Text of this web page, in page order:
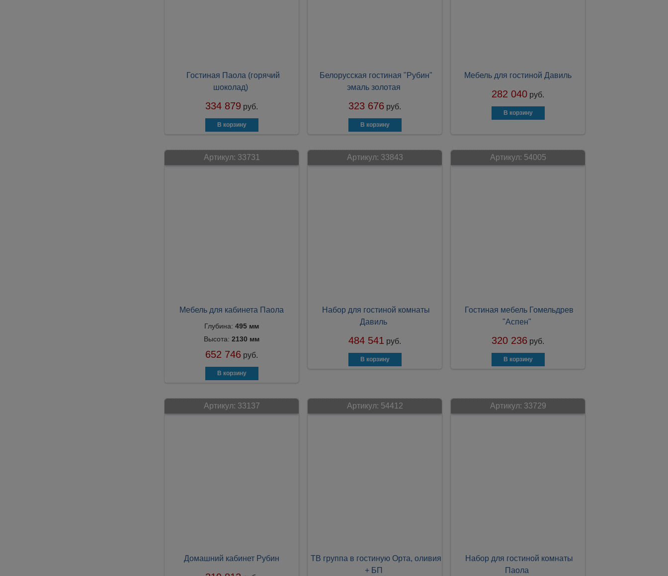
Гостиная Паола (горячий
шоколад)
334 879 руб.
Белорусская гостиная "Рубин"
эмаль золотая
323 676 руб.
Мебель для гостиной Давиль
282 040 руб.
Артикул: 33731
Мебель для кабинета Паола
Глубина: 495 мм
Высота: 2130 мм
652 746 руб.
Артикул: 33843
Набор для гостиной комнаты
Давиль
484 541 руб.
Артикул: 54005
Гостиная мебель Гомельдрев
"Аспен"
320 236 руб.
Артикул: 33137
Домашний кабинет Рубин
Артикул: 54412
ТВ группа в гостиную Орта, оливия
+ БП
Артикул: 33729
Набор для гостиной комнаты
Паола